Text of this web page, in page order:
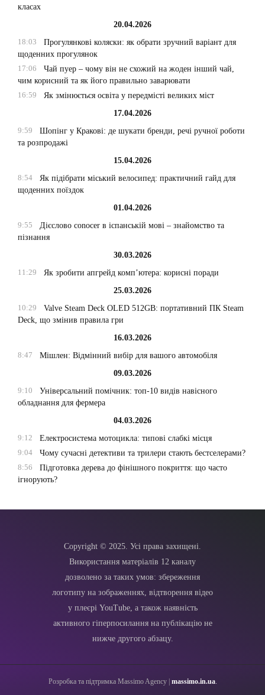
класах
20.04.2026
18:03
Прогулянкові коляски: як обрати зручний варіант для
щоденних прогулянок
17:06
Чай пуер – чому він не схожий на жоден інший чай,
чим корисний та як його правильно заварювати
16:59
Як змінюється освіта у передмісті великих міст
17.04.2026
9:59
Шопінг у Кракові: де шукати бренди, речі ручної роботи
та розпродажі
15.04.2026
8:54
Як підібрати міський велосипед: практичний гайд для
щоденних поїздок
01.04.2026
9:55
Дієслово conocer в іспанській мові – знайомство та
пізнання
30.03.2026
11:29
Як зробити апгрейд комп’ютера: корисні поради
25.03.2026
10:29
Valve Steam Deck OLED 512GB: портативний ПК Steam
Deck, що змінив правила гри
16.03.2026
8:47
Мішлен: Відмінний вибір для вашого автомобіля
09.03.2026
9:10
Універсальний помічник: топ-10 видів навісного
обладнання для фермера
04.03.2026
9:12
Електросистема мотоцикла: типові слабкі місця
9:04
Чому сучасні детективи та трилери стають бестселерами?
8:56
Підготовка дерева до фінішного покриття: що часто
ігнорують?
Copyright © 2025. Усі права захищені.
Використання матеріалів 12 каналу
дозволено за таких умов: збереження
логотипу на зображеннях, відтворення відео
у плеєрі YouTube, а також наявність
активного гіперпосилання на публікацію не
нижче другого абзацу.
Розробка та підтримка Massimo Agency | massimo.in.ua.